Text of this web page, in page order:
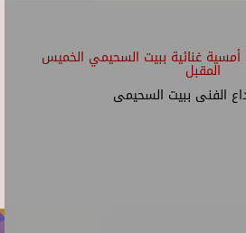
أمسية غنائية ببيت السحيمي الخميس
المقبل
الفنى ببيت السحيمى